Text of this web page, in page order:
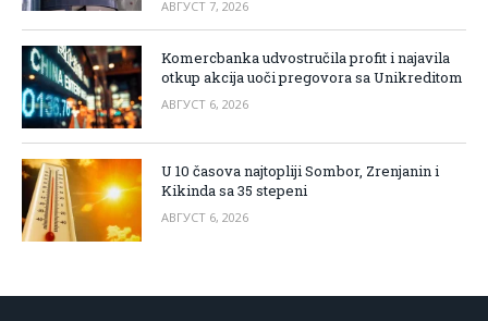
АВГУСТ 7, 2026
Komercbanka udvostručila profit i najavila
otkup akcija uoči pregovora sa Unikreditom
АВГУСТ 6, 2026
U 10 časova najtopliji Sombor, Zrenjanin i
Kikinda sa 35 stepeni
АВГУСТ 6, 2026